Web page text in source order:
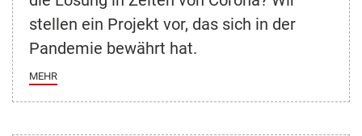
stellen ein Projekt vor, das sich in der
Pandemie bewährt hat.
MEHR